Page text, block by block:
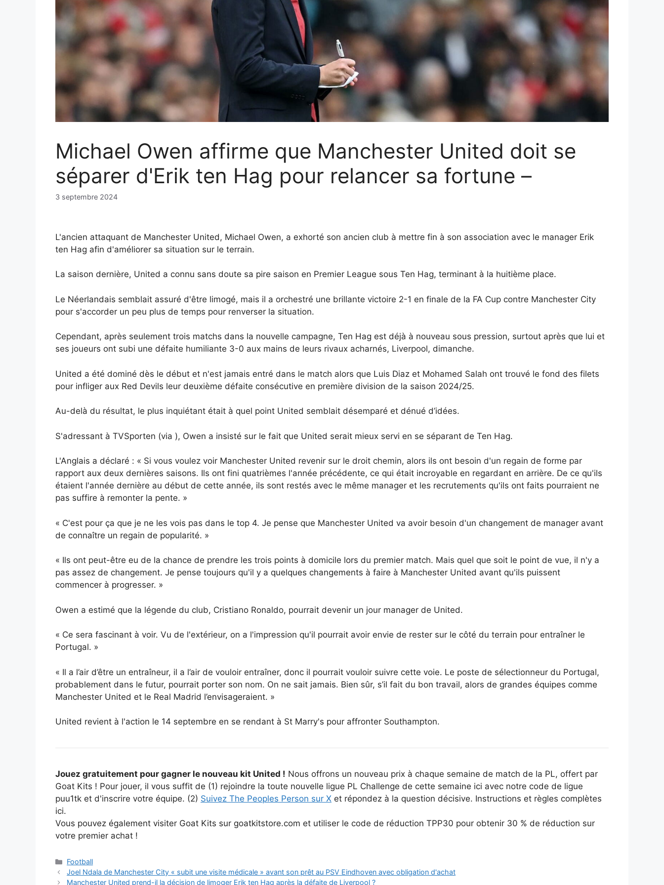
Michael Owen affirme que Manchester United doit se
séparer d'Erik ten Hag pour relancer sa fortune –
3 septembre 2024
L'ancien attaquant de Manchester United, Michael Owen, a exhorté son ancien club à mettre fin à son association avec le manager Erik
ten Hag afin d'améliorer sa situation sur le terrain.
La saison dernière, United a connu sans doute sa pire saison en Premier League sous Ten Hag, terminant à la huitième place.
Le Néerlandais semblait assuré d'être limogé, mais il a orchestré une brillante victoire 2-1 en finale de la FA Cup contre Manchester City
pour s'accorder un peu plus de temps pour renverser la situation.
Cependant, après seulement trois matchs dans la nouvelle campagne, Ten Hag est déjà à nouveau sous pression, surtout après que lui et
ses joueurs ont subi une défaite humiliante 3-0 aux mains de leurs rivaux acharnés, Liverpool, dimanche.
United a été dominé dès le début et n'est jamais entré dans le match alors que Luis Diaz et Mohamed Salah ont trouvé le fond des filets
pour infliger aux Red Devils leur deuxième défaite consécutive en première division de la saison 2024/25.
Au-delà du résultat, le plus inquiétant était à quel point United semblait désemparé et dénué d’idées.
S'adressant à TVSporten (via ), Owen a insisté sur le fait que United serait mieux servi en se séparant de Ten Hag.
L'Anglais a déclaré : « Si vous voulez voir Manchester United revenir sur le droit chemin, alors ils ont besoin d'un regain de forme par
rapport aux deux dernières saisons. Ils ont fini quatrièmes l'année précédente, ce qui était incroyable en regardant en arrière. De ce qu'ils
étaient l'année dernière au début de cette année, ils sont restés avec le même manager et les recrutements qu'ils ont faits pourraient ne
pas suffire à remonter la pente. »
« C'est pour ça que je ne les vois pas dans le top 4. Je pense que Manchester United va avoir besoin d'un changement de manager avant
de connaître un regain de popularité. »
« Ils ont peut-être eu de la chance de prendre les trois points à domicile lors du premier match. Mais quel que soit le point de vue, il n'y a
pas assez de changement. Je pense toujours qu'il y a quelques changements à faire à Manchester United avant qu'ils puissent
commencer à progresser. »
Owen a estimé que la légende du club, Cristiano Ronaldo, pourrait devenir un jour manager de United.
« Ce sera fascinant à voir. Vu de l'extérieur, on a l'impression qu'il pourrait avoir envie de rester sur le côté du terrain pour entraîner le
Portugal. »
« Il a l’air d’être un entraîneur, il a l’air de vouloir entraîner, donc il pourrait vouloir suivre cette voie. Le poste de sélectionneur du Portugal,
probablement dans le futur, pourrait porter son nom. On ne sait jamais. Bien sûr, s’il fait du bon travail, alors de grandes équipes comme
Manchester United et le Real Madrid l’envisageraient. »
United revient à l'action le 14 septembre en se rendant à St Marry's pour affronter Southampton.
Jouez gratuitement pour gagner le nouveau kit United ! Nous offrons un nouveau prix à chaque semaine de match de la PL, offert par
Goat Kits ! Pour jouer, il vous suffit de (1) rejoindre la toute nouvelle ligue PL Challenge de cette semaine ici avec notre code de ligue
puu1tk et d'inscrire votre équipe. (2) Suivez The Peoples Person sur X et répondez à la question décisive. Instructions et règles complètes
ici.
Vous pouvez également visiter Goat Kits sur goatkitstore.com et utiliser le code de réduction TPP30 pour obtenir 30 % de réduction sur
votre premier achat !
Catégories
Football
Joel Ndala de Manchester City « subit une visite médicale » avant son prêt au PSV Eindhoven avec obligation d'achat
Manchester United prend-il la décision de limoger Erik ten Hag après la défaite de Liverpool ?